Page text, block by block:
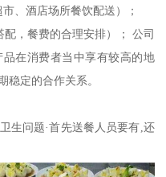
、酒店场所餐饮配送）；
，餐费的合理安排）； 公司
在消费者当中享有较高的地
稳定的合作关系。
生问题·首先送餐人员要有,还